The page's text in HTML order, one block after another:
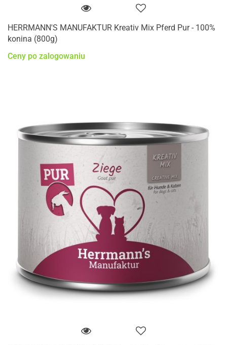
HERRMANN'S MANUFAKTUR Kreativ Mix Pferd Pur - 100%
konina (800g)
Ceny po zalogowaniu